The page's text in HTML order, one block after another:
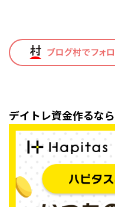
デイトレ資金作るなら